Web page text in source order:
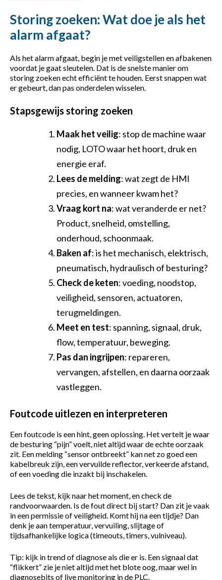
Storing zoeken: Wat doe je als het
alarm afgaat?
Als het alarm afgaat, begin je met veiligstellen en afbakenen
voordat je gaat sleutelen. Dat is de snelste manier om
storing zoeken echt efficiënt te houden. Eerst snappen wat
er gebeurt, dan pas onderdelen wisselen.
Stapsgewijs storing zoeken
Maak het veilig: stop de machine waar
nodig, LOTO waar het hoort, druk en
energie eraf.
Lees de melding: wat zegt de HMI
precies, en wanneer kwam het?
Vraag kort na: wat veranderde er net?
Product, snelheid, omstelling,
onderhoud, schoonmaak.
Baken af: is het mechanisch, elektrisch,
pneumatisch, hydraulisch of besturing?
Check de keten: voeding, noodstop,
veiligheid, sensoren, actuatoren,
terugmeldingen.
Meet en test: spanning, signaal, druk,
flow, temperatuur, beweging.
Pas dan ingrijpen: repareren,
vervangen, afstellen, en daarna oorzaak
vastleggen.
Foutcode uitlezen en interpreteren
Een foutcode is een hint, geen oplossing. Het vertelt je waar
de besturing “pijn” voelt, niet altijd waar de echte oorzaak
zit. Een melding “sensor ontbreekt” kan net zo goed een
kabelbreuk zijn, een vervuilde reflector, verkeerde afstand,
of een voeding die inzakt bij inschakelen.
Lees de tekst, kijk naar het moment, en check de
randvoorwaarden. Is de fout direct bij start? Dan zit je vaak
in een permissie of veiligheid. Komt hij na een tijdje? Dan
denk je aan temperatuur, vervuiling, slijtage of
tijdsafhankelijke logica (timeouts, timers, vulniveau).
Tip: kijk in trend of diagnose als die er is. Een signaal dat
“flikkert” zie je niet altijd met het blote oog, maar wel in
diagnosebits of live monitoring in de PLC.